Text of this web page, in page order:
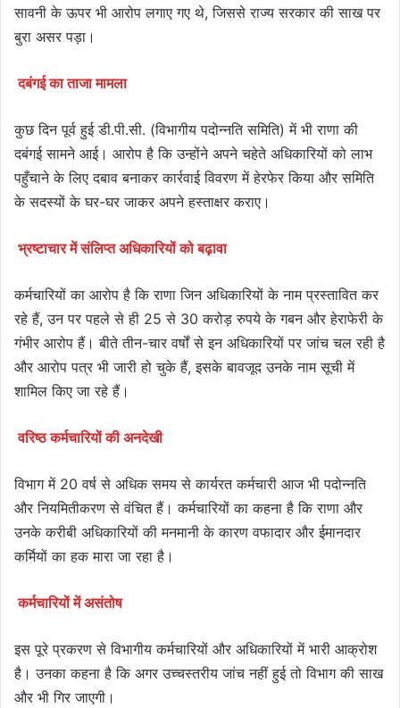
सावनी के ऊपर भी आरोप लगाए गए थे, जिससे राज्य सरकार की साख पर
बुरा असर पड़ा।
दबंगई का ताजा मामला
कुछ दिन पूर्व हुई डी.पी.सी. (विभागीय पदोन्नति समिति) में भी राणा की
दबंगई सामने आई। आरोप है कि उन्होंने अपने चहेते अधिकारियों को लाभ
पहुँचाने के लिए दबाव बनाकर कार्रवाई विवरण में हेरफेर किया और समिति
के सदस्यों के घर-घर जाकर अपने हस्ताक्षर कराए।
भ्रष्टाचार में संलिप्त अधिकारियों को बढ़ावा
कर्मचारियों का आरोप है कि राणा जिन अधिकारियों के नाम प्रस्तावित कर
रहे हैं, उन पर पहले से ही 25 से 30 करोड़ रुपये के गबन और हेराफेरी के
गंभीर आरोप हैं। बीते तीन-चार वर्षों से इन अधिकारियों पर जांच चल रही है
और आरोप पत्र भी जारी हो चुके हैं, इसके बावजूद उनके नाम सूची में
शामिल किए जा रहे हैं।
वरिष्ठ कर्मचारियों की अनदेखी
विभाग में 20 वर्ष से अधिक समय से कार्यरत कर्मचारी आज भी पदोन्नति
और नियमितीकरण से वंचित हैं। कर्मचारियों का कहना है कि राणा और
उनके करीबी अधिकारियों की मनमानी के कारण वफादार और ईमानदार
कर्मियों का हक मारा जा रहा है।
कर्मचारियों में असंतोष
इस पूरे प्रकरण से विभागीय कर्मचारियों और अधिकारियों में भारी आक्रोश
है। उनका कहना है कि अगर उच्चस्तरीय जांच नहीं हुई तो विभाग की साख
और भी गिर जाएगी।